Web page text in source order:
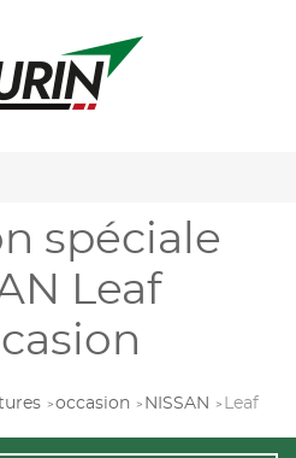
spéciale
Leaf
occasion NISSAN Leaf